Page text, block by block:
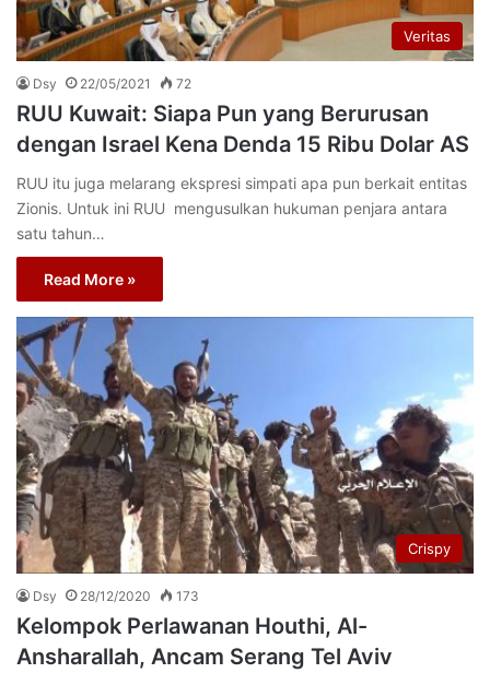
Veritas
Dsy 22/05/2021 72
RUU Kuwait: Siapa Pun yang Berurusan
dengan Israel Kena Denda 15 Ribu Dolar AS
RUU itu juga melarang ekspresi simpati apa pun berkait entitas
Zionis. Untuk ini RUU mengusulkan hukuman penjara antara
satu tahun…
Read More »
Crispy
Dsy 28/12/2020 173
Kelompok Perlawanan Houthi, Al-
Ansharallah, Ancam Serang Tel Aviv